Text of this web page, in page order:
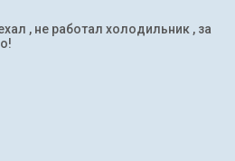
, не работал холодильник , за